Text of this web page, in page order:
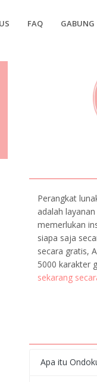
FAQ GABUNG
Perangkat
adalah
memerlukan
siapa saja
secara gratis,
5000 karakter
sekarang
Apa itu